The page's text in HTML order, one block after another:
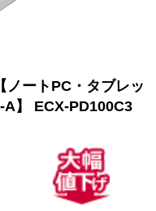
ノートPC・タブレッ
A】 ECX-PD100C3